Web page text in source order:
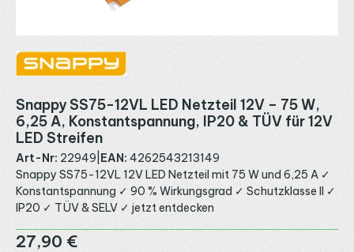
Snappy SS75-12VL LED Netzteil 12V – 75 W,
6,25 A, Konstantspannung, IP20 & TÜV für 12V
LED Streifen
Art-Nr: 22949 EAN: 4262543213149
Snappy SS75-12VL 12V LED Netzteil mit 75 W und 6,25 A ✓
Konstantspannung ✓ 90 % Wirkungsgrad ✓ Schutzklasse II ✓
IP20 ✓ TÜV & SELV ✓ jetzt entdecken
Regulärer Preis:
27,90 €